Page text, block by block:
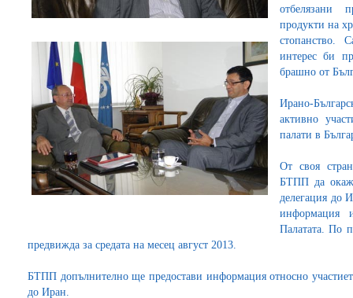
отбелязани
продукти на
стопанство.
интерес би
брашно от
Ирано-
активно
палати в
От своя
БТПП да
делегация до
информация
Палатата. По
предвижда за средата на месец август 2013.
БТПП допълнително ще предостави информация относно
до Иран.